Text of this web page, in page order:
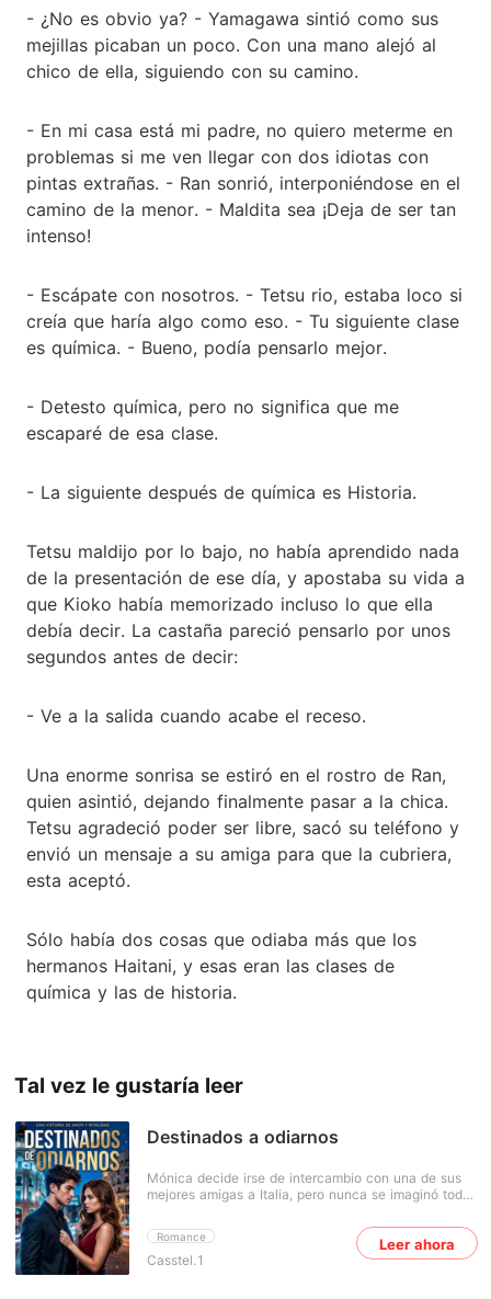
- ¿No es obvio ya? - Yamagawa sintió como sus
mejillas picaban un poco. Con una mano alejó al
chico de ella, siguiendo con su camino.
- En mi casa está mi padre, no quiero meterme en
problemas si me ven llegar con dos idiotas con
pintas extrañas. - Ran sonrió, interponiéndose en el
camino de la menor. - Maldita sea ¡Deja de ser tan
intenso!
- Escápate con nosotros. - Tetsu rio, estaba loco si
creía que haría algo como eso. - Tu siguiente clase
es química. - Bueno, podía pensarlo mejor.
- Detesto química, pero no significa que me
escaparé de esa clase.
- La siguiente después de química es Historia.
Tetsu maldijo por lo bajo, no había aprendido nada
de la presentación de ese día, y apostaba su vida a
que Kioko había memorizado incluso lo que ella
debía decir. La castaña pareció pensarlo por unos
segundos antes de decir:
- Ve a la salida cuando acabe el receso.
Una enorme sonrisa se estiró en el rostro de Ran,
quien asintió, dejando finalmente pasar a la chica.
Tetsu agradeció poder ser libre, sacó su teléfono y
envió un mensaje a su amiga para que la cubriera,
esta aceptó.
Sólo había dos cosas que odiaba más que los
hermanos Haitani, y esas eran las clases de
química y las de historia.
Tal vez le gustaría leer
Destinados a odiarnos
Romance
Casstel.1
Mónica decide irse de intercambio con una de sus
mejores amigas a Italia, pero nunca se imaginó todo
Porque no solo serian aventuras, todo viaje tiene
que tener todo tipo de experiencias para poder ser
un viaje memorable nuestros recuerdos. Quizás
Leer ahora